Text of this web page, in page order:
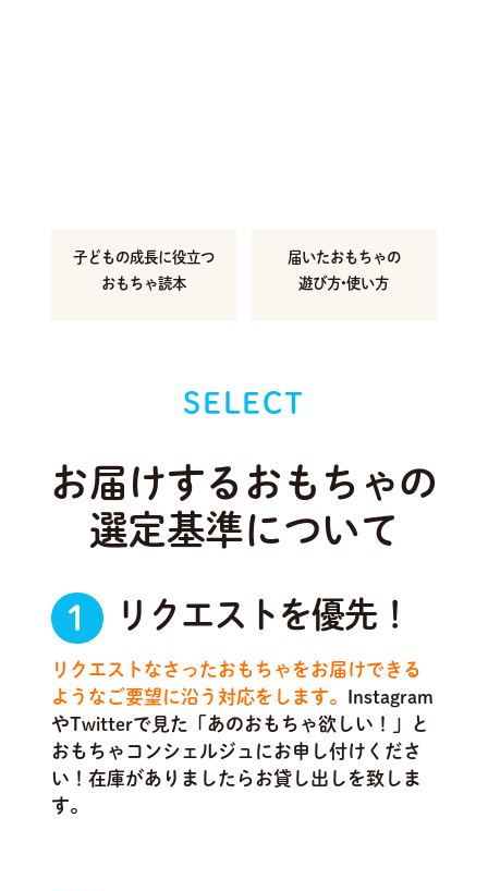
子どもの成長に役立つ
おもちゃ読本
届いたおもちゃの
遊び方•使い方
SELECT
お届けするおもちゃの
選定基準について
1 リクエストを優先！
リクエストなさったおもちゃをお届けできる
ようなご要望に沿う対応をします。 Instagram
やTwitterで見た「あのおもちゃ欲しい！」と
おもちゃコンシェルジュにお申し付けくださ
い！在庫がありましたらお貸し出しを致しま
す。